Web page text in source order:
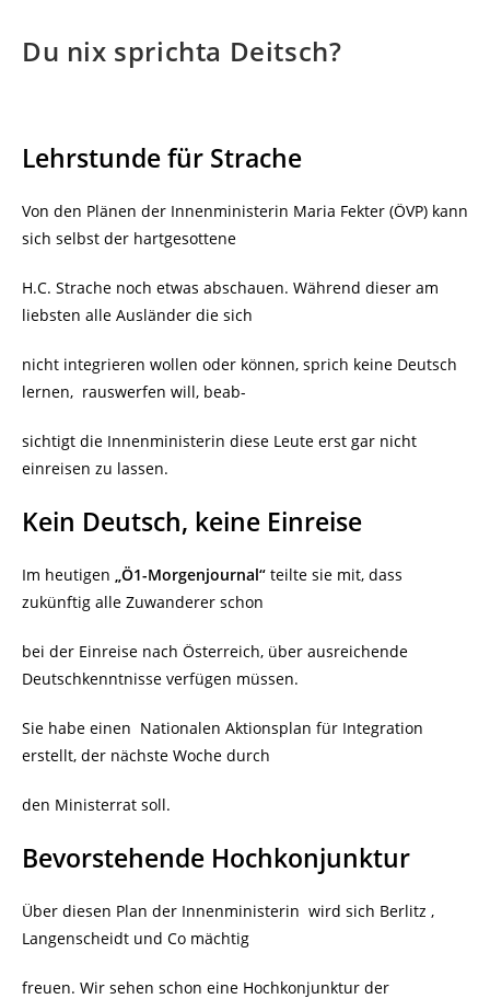
Du nix sprichta Deitsch?
Lehrstunde für Strache
Von den Plänen der Innenministerin Maria Fekter (ÖVP) kann
sich selbst der hartgesottene
H.C. Strache noch etwas abschauen. Während dieser am
liebsten alle Ausländer die sich
nicht integrieren wollen oder können, sprich keine Deutsch
lernen, rauswerfen will, beab-
sichtigt die Innenministerin diese Leute erst gar nicht
einreisen zu lassen.
Kein Deutsch, keine Einreise
Im heutigen „Ö1-Morgenjournal“ teilte sie mit, dass
zukünftig alle Zuwanderer schon
bei der Einreise nach Österreich, über ausreichende
Deutschkenntnisse verfügen müssen.
Sie habe einen Nationalen Aktionsplan für Integration
erstellt, der nächste Woche durch
den Ministerrat soll.
Bevorstehende Hochkonjunktur
Über diesen Plan der Innenministerin wird sich Berlitz ,
Langenscheidt und Co mächtig
freuen. Wir sehen schon eine Hochkonjunktur der